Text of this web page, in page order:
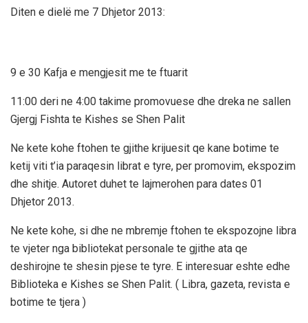
Diten e dielë me 7 Dhjetor 2013:
9 e 30 Kafja e mengjesit me te ftuarit
11:00 deri ne 4:00 takime promovuese dhe dreka ne sallen
Gjergj Fishta te Kishes se Shen Palit
Ne kete kohe ftohen te gjithe krijuesit qe kane botime te
ketij viti t’ia paraqesin librat e tyre, per promovim, ekspozim
dhe shitje. Autoret duhet te lajmerohen para dates 01
Dhjetor 2013.
Ne kete kohe, si dhe ne mbremje ftohen te ekspozojne libra
te vjeter nga bibliotekat personale te gjithe ata qe
deshirojne te shesin pjese te tyre. E interesuar eshte edhe
Biblioteka e Kishes se Shen Palit. ( Libra, gazeta, revista e
botime te tjera )